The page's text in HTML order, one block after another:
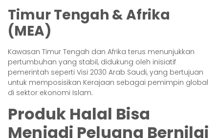
Timur Tengah & Afrika
(MEA)
Kawasan Timur Tengah dan Afrika terus menunjukkan
pertumbuhan yang stabil, didukung oleh inisiatif
pemerintah seperti Visi 2030 Arab Saudi, yang bertujuan
untuk memposisikan Kerajaan sebagai pemimpin global
di sektor ekonomi Islam.
Produk Halal Bisa
Menjadi Peluang Bernilai